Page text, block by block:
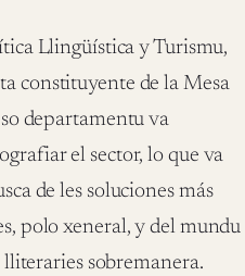
Llingüística y Turismu,
constituyente de la Mesa
departamentu va
el sector, lo que va
de les soluciones más
polo xeneral, y del mundu
sobremanera.